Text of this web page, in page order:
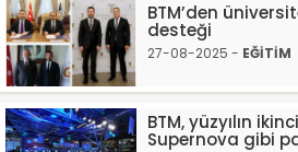
BTM’den
desteği
27-08-2025 - EĞİTİM
BTM, yüzyılın
Supernova gibi